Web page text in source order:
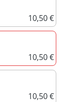
10,50 €
10,50 €
10,50 €